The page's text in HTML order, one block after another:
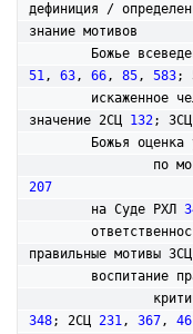
дефиниция /
знание мотивов
Божье
51, 63, 66, 85, 583;
искаженное
значение 2СЦ 132; 3СЦ
Божья оценка
207
	на Суде РХЛ
правильные мотивы 3СЦ
348; 2СЦ 231, 367,